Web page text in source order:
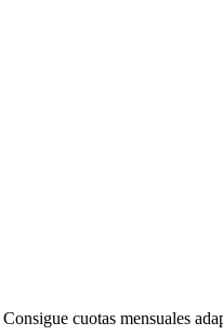
Consigue cuotas mensuales